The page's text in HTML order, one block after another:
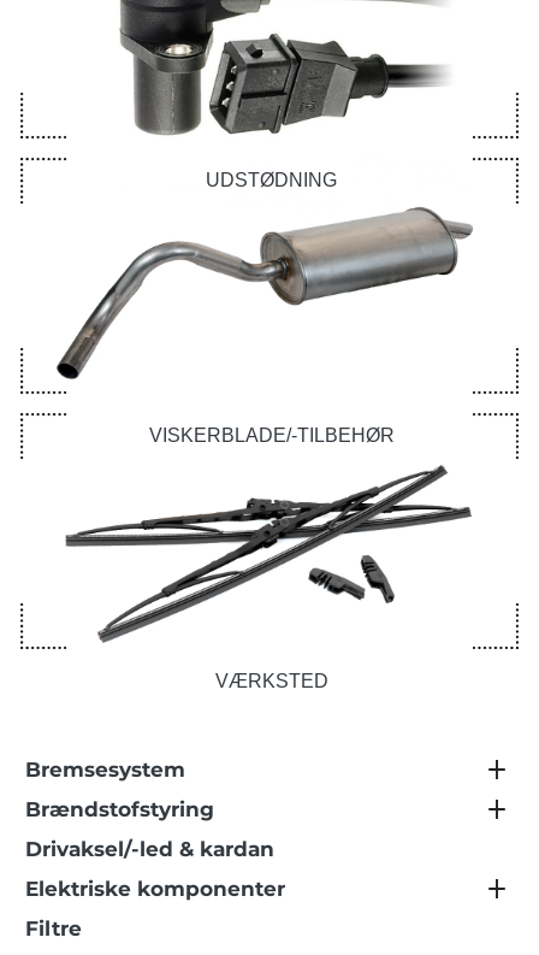
UDSTØDNING
VISKERBLADE/-TILBEHØR
VÆRKSTED
Bremsesystem
Brændstofstyring
Drivaksel/-led & kardan
Elektriske komponenter
Filtre